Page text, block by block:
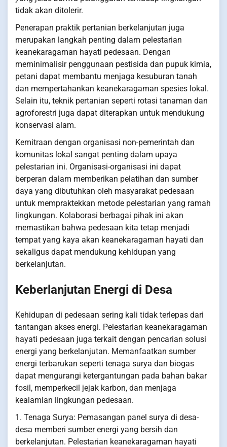
tidak akan ditolerir.
Penerapan praktik pertanian berkelanjutan juga
merupakan langkah penting dalam pelestarian
keanekaragaman hayati pedesaan. Dengan
meminimalisir penggunaan pestisida dan pupuk kimia,
petani dapat membantu menjaga kesuburan tanah
dan mempertahankan keanekaragaman spesies lokal.
Selain itu, teknik pertanian seperti rotasi tanaman dan
agroforestri juga dapat diterapkan untuk mendukung
konservasi alam.
Kemitraan dengan organisasi non-pemerintah dan
komunitas lokal sangat penting dalam upaya
pelestarian ini. Organisasi-organisasi ini dapat
berperan dalam memberikan pelatihan dan sumber
daya yang dibutuhkan oleh masyarakat pedesaan
untuk mempraktekkan metode pelestarian yang ramah
lingkungan. Kolaborasi berbagai pihak ini akan
memastikan bahwa pedesaan kita tetap menjadi
tempat yang kaya akan keanekaragaman hayati dan
sekaligus dapat mendukung kehidupan yang
berkelanjutan.
Keberlanjutan Energi di Desa
Kehidupan di pedesaan sering kali tidak terlepas dari
tantangan akses energi. Pelestarian keanekaragaman
hayati pedesaan juga terkait dengan pencarian solusi
energi yang berkelanjutan. Memanfaatkan sumber
energi terbarukan seperti tenaga surya dan biogas
dapat mengurangi ketergantungan pada bahan bakar
fosil, memperkecil jejak karbon, dan menjaga
kealamian lingkungan pedesaan.
1. Tenaga Surya: Pemasangan panel surya di desa-
desa memberi sumber energi yang bersih dan
berkelanjutan. Pelestarian keanekaragaman hayati